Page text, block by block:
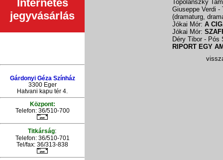
Internetes
jegyvásárlás
Gárdonyi Géza Színház
3300 Eger
Hatvani kapu tér 4.
Központ:
Telefon: 36/510-700
Titkárság:
Telefon: 36/510-701
Tel/fax: 36/313-838
Topolánszky
Giuseppe Verdi
(dramaturg,
Jókai Mór: A
Jókai Mór:
Déry Tibor - Pós
RIPORT EGY